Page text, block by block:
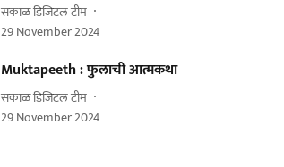
सकाळ डिजिटल टीम
29 November 2024
Muktapeeth : फुलाची आत्मकथा
सकाळ डिजिटल टीम
29 November 2024